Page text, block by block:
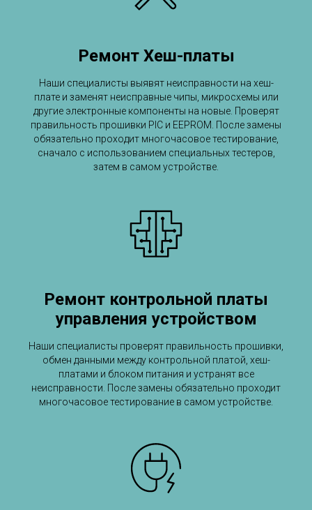
Ремонт Хеш-платы
Наши специалисты выявят неисправности на хеш-
плате и заменят неисправные чипы, микросхемы или
другие электронные компоненты на новые. Проверят
правильность прошивки PIC и EEPROM. После замены
обязательно проходит многочасовое тестирование,
сначало с использованием специальных тестеров,
затем в самом устройстве.
Ремонт контрольной платы
управления устройством
Наши специалисты проверят правильность прошивки,
обмен данными между контрольной платой, хеш-
платами и блоком питания и устранят все
неисправности. После замены обязательно проходит
многочасовое тестирование в самом устройстве.